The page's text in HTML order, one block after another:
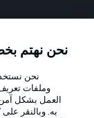
نحن نهتم
نحن
وملفات
العمل بشكل
به. وبالنقر